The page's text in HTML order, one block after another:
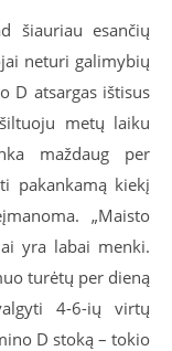
šiauriau esančių
neturi galimybių
D atsargas ištisus
metų laiku
maždaug per
pakankamą kiekį
„Maisto
yra labai menki.
turėtų per dieną
4-6-ių virtų
D stoką – tokio